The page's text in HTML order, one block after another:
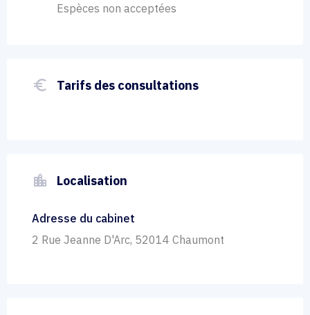
Espèces non acceptées
euro_symbol Tarifs des consultations
location_city Localisation
Adresse du cabinet
2 Rue Jeanne D'Arc, 52014 Chaumont